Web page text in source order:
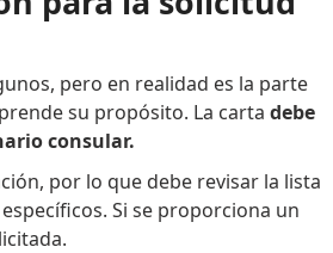
pero en realidad es la parte
su propósito. La carta debe
consular.
por lo que debe revisar la lista
Si se proporciona un